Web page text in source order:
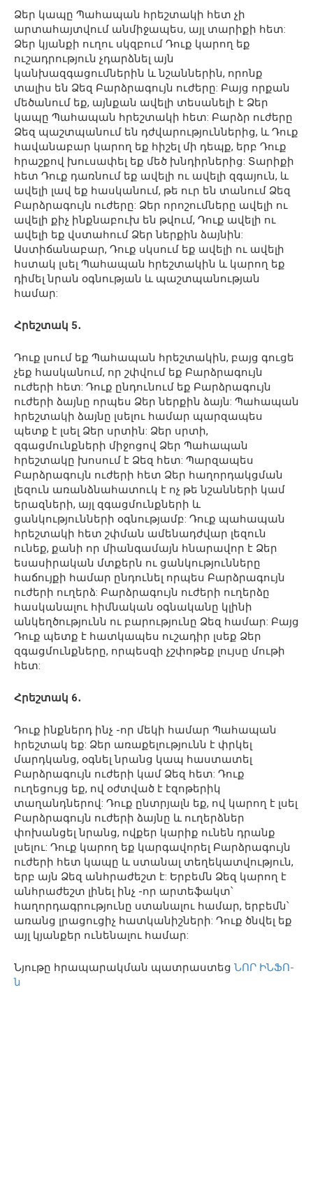
Ձեր կապը Պահապան հրեշտակի հետ չի
արտահայտվում անմիջապես, այլ տարիքի հետ:
Ձեր կյանքի ուղու սկզբում Դուք կարող եք
ուշադրություն չդարձնել այն
կանխազգացումներին և նշաններին, որոնք
տալիս են Ձեզ Բարձրագույն ուժերը: Բայց որքան
մեծանում եք, այնքան ավելի տեսանելի է Ձեր
կապը Պահապան հրեշտակի հետ: Բարձր ուժերը
Ձեզ պաշտպանում են դժվարություններից, և Դուք
հավանաբար կարող եք հիշել մի դեպք, երբ Դուք
հրաշքով խուսափել եք մեծ խնդիրներից: Տարիքի
հետ Դուք դառնում եք ավելի ու ավելի զգայուն, և
ավելի լավ եք հասկանում, թե ուր են տանում Ձեզ
Բարձրագույն ուժերը: Ձեր որոշումները ավելի ու
ավելի քիչ ինքնաբուխ են թվում, Դուք ավելի ու
ավելի եք վստահում Ձեր ներքին ձայնին:
Աստիճանաբար, Դուք սկսում եք ավելի ու ավելի
հստակ լսել Պահապան հրեշտակին և կարող եք
դիմել նրան օգնության և պաշտպանության
համար:
Հրեշտակ 5․
Դուք լսում եք Պահապան հրեշտակին, բայց գուցե
չեք հասկանում, որ շփվում եք Բարձրագույն
ուժերի հետ: Դուք ընդունում եք Բարձրագույն
ուժերի ձայնը որպես Ձեր ներքին ձայն: Պահապան
հրեշտակի ձայնը լսելու համար պարզապես
պետք է լսել Ձեր սրտին: Ձեր սրտի,
զգացմունքների միջոցով Ձեր Պահապան
հրեշտակը խոսում է Ձեզ հետ: Պարզապես
Բարձրագույն ուժերի հետ Ձեր հաղորդակցման
լեզուն առանձնահատուկ է ոչ թե նշանների կամ
երազների, այլ զգացմունքների և
ցանկությունների օգնությամբ: Դուք պահապան
հրեշտակի հետ շփման ամենադժվար լեզուն
ունեք, քանի որ միանգամայն հնարավոր է Ձեր
եսասիրական մտքերն ու ցանկությունները
հաճույքի համար ընդունել որպես Բարձրագույն
ուժերի ուղերձ: Բարձրագույն ուժերի ուղերձը
հասկանալու հիմնական օգնականը կլինի
անկեղծությունն ու բարությունը Ձեզ համար: Բայց
Դուք պետք է հատկապես ուշադիր լսեք Ձեր
զգացմունքները, որպեսզի չշփոթեք լույսը մութի
հետ:
Հրեշտակ 6․
Դուք ինքներդ ինչ -որ մեկի համար Պահապան
հրեշտակ եք: Ձեր առաքելությունն է փրկել
մարդկանց, օգնել նրանց կապ հաստատել
Բարձրագույն ուժերի կամ Ձեզ հետ: Դուք
ուղեցույց եք, ով օժտված է էզոթերիկ
տաղանդներով: Դուք ընտրյալն եք, ով կարող է լսել
Բարձրագույն ուժերի ձայնը և ուղերձներ
փոխանցել նրանց, ովքեր կարիք ունեն դրանք
լսելու: Դուք կարող եք կարգավորել Բարձրագույն
ուժերի հետ կապը և ստանալ տեղեկատվություն,
երբ այն Ձեզ անհրաժեշտ է: Երբեմն Ձեզ կարող է
անհրաժեշտ լինել ինչ -որ արտեֆակտ՝
հաղորդագրությունը ստանալու համար, երբեմն՝
առանց լրացուցիչ հատկանիշների: Դուք ծնվել եք
այլ կյանքեր ունենալու համար:
Նյութը հրապարակման պատրաստեց ՆՈՐ ԻՆՖՈ-
ն